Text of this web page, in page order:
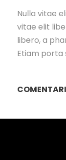
Nulla vitae
vitae elit
libero, a
Etiam porta